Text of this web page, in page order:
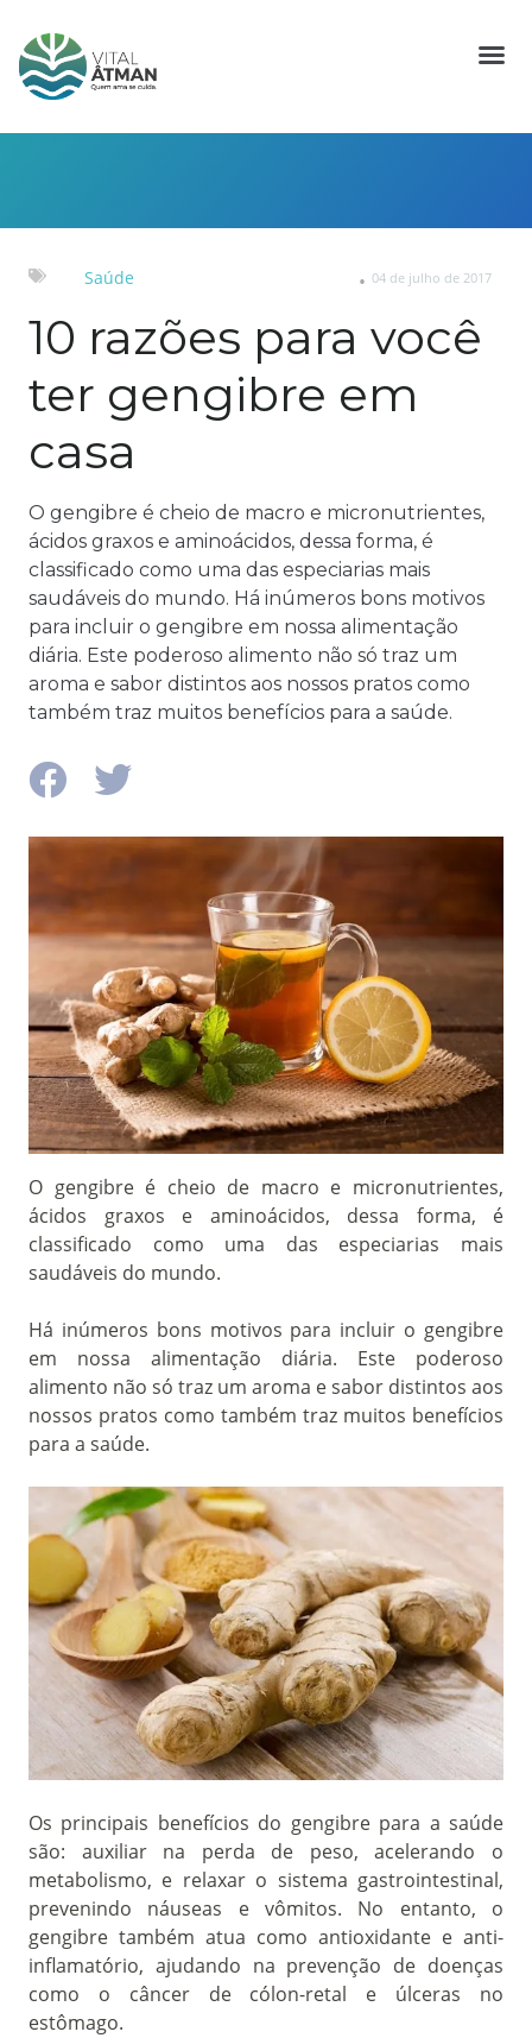
Saúde 04 de julho de 2017
10 razões para você
ter gengibre em
casa
O gengibre é cheio de macro e micronutrientes,
ácidos graxos e aminoácidos, dessa forma, é
classificado como uma das especiarias mais
saudáveis ​​do mundo. Há inúmeros bons motivos
para incluir o gengibre em nossa alimentação
diária. Este poderoso alimento não só traz um
aroma e sabor distintos aos nossos pratos como
também traz muitos benefícios para a saúde.
O gengibre é cheio de macro e micronutrientes,
ácidos graxos e aminoácidos, dessa forma, é
classificado como uma das especiarias mais
saudáveis do mundo.
Há inúmeros bons motivos para incluir o gengibre
em nossa alimentação diária. Este poderoso
alimento não só traz um aroma e sabor distintos aos
nossos pratos como também traz muitos benefícios
para a saúde.
Os principais benefícios do gengibre para a saúde
são: auxiliar na perda de peso, acelerando o
metabolismo, e relaxar o sistema gastrointestinal,
prevenindo náuseas e vômitos. No entanto, o
gengibre também atua como antioxidante e anti-
inflamatório, ajudando na prevenção de doenças
como o câncer de cólon-retal e úlceras no
estômago.